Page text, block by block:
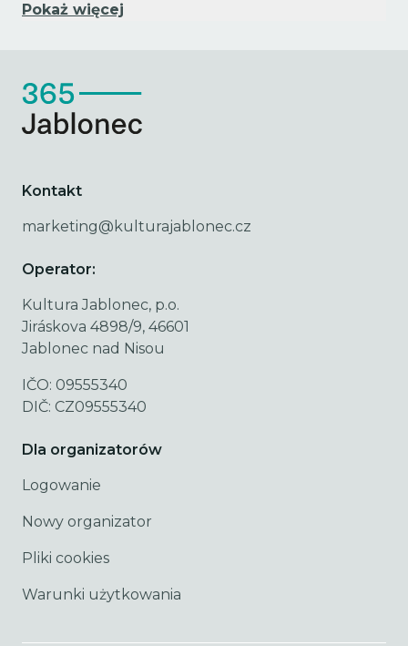
Pokaż więcej
Kontakt
marketing@kulturajablonec.cz
Operator:
Kultura Jablonec, p.o.
Jiráskova 4898/9, 46601
Jablonec nad Nisou
IČO: 09555340
DIČ: CZ09555340
Dla organizatorów
Logowanie
Nowy organizator
Pliki cookies
Warunki użytkowania